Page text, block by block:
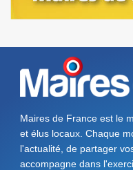
Maires de France est le
et élus locaux. Chaque
l'actualité, de partager
accompagne dans